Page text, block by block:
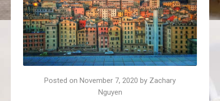
Posted on November 7, 2020 by Zachary
Nguyen